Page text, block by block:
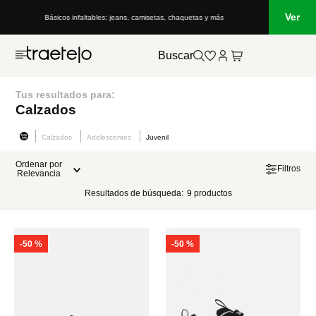
Básicos infaltables: jeans, camisetas, chaquetas y más Ver
Buscar
Tus resultados para:
Calzados
Calzados Adolescentes Juvenil
Ordenar por
Relevancia
Filtros
Resultados de búsqueda: 9 productos
-50 % -50 %